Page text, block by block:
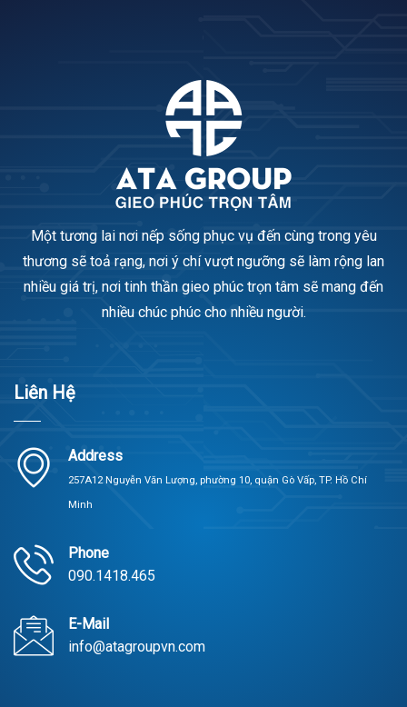
Một tương lai nơi nếp sống phục vụ đến cùng trong yêu
thương sẽ toả rạng, nơi ý chí vượt ngưỡng sẽ làm rộng lan
nhiều giá trị, nơi tinh thần gieo phúc trọn tâm sẽ mang đến
nhiều chúc phúc cho nhiều người.
Liên Hệ
Address
257A12 Nguyễn Văn Lượng, phường 10, quận Gò Vấp, TP. Hồ Chí
Minh
Phone
090.1418.465
E-Mail
info@atagroupvn.com